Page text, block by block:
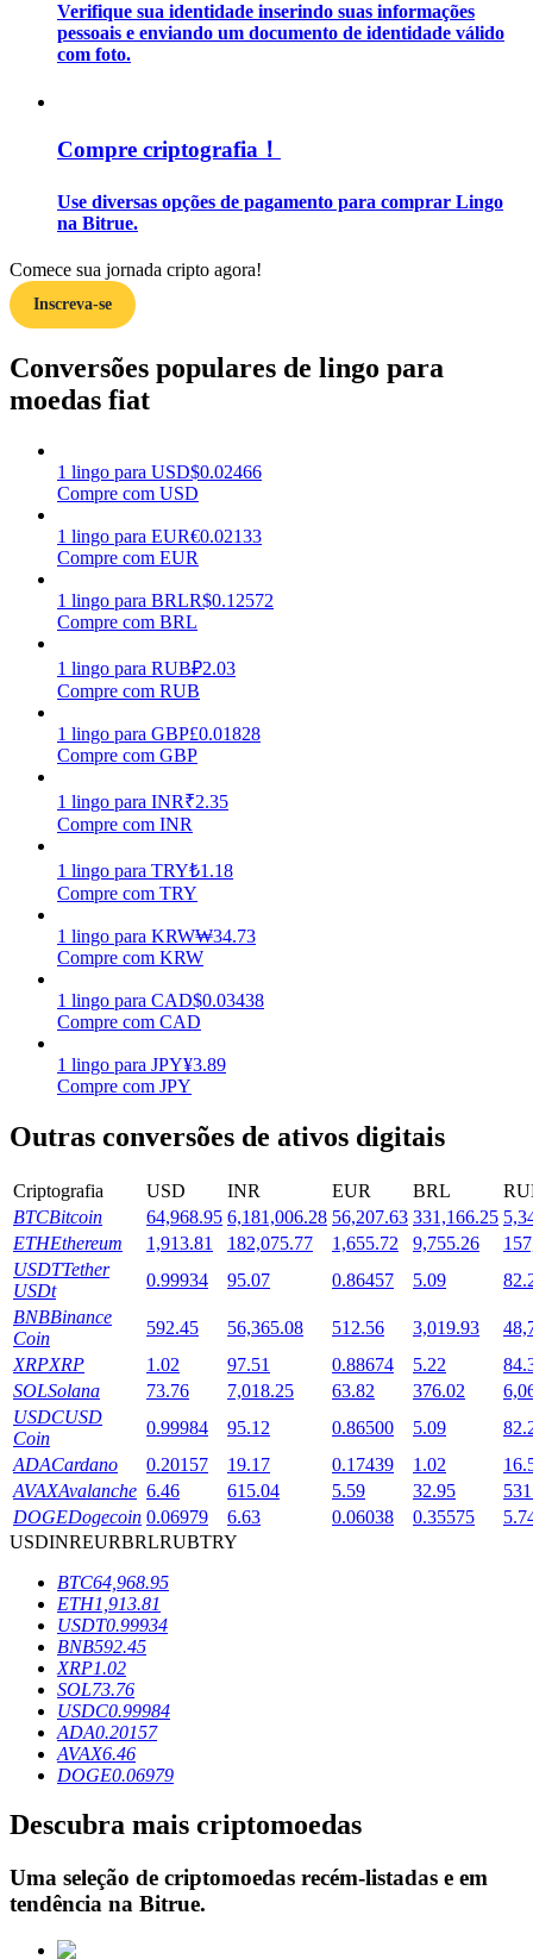
Estratégias de negociação
Aprenda como se manter lucrativo
Ganhar
Ganhe recompensas competitivas diariamente
Estacamento
Launchpool
Staking flexível para ganhar tokens populares.
Bloqueios de BTR
Investimentos exclusivos para titulares de BTR
Empréstimos
Serviço de empréstimo apoiado por criptografia
Verifique sua identidade inserindo suas informações
pessoais e enviando um documento de identidade válido
com foto.
Compre criptografia！
Use diversas opções de pagamento para comprar Lingo
na Bitrue.
Comece sua jornada cripto agora!
Inscreva-se
Conversões populares de lingo para
moedas fiat
1 lingo para USD$0.02466
Compre com USD
1 lingo para EUR€0.02133
Compre com EUR
1 lingo para BRLR$0.12572
Compre com BRL
1 lingo para RUB₽2.03
Compre com RUB
1 lingo para GBP£0.01828
Compre com GBP
1 lingo para INR₹2.35
Compre com INR
1 lingo para TRY₺1.18
Compre com TRY
1 lingo para KRW₩34.73
Compre com KRW
1 lingo para CAD$0.03438
Compre com CAD
1 lingo para JPY¥3.89
Compre com JPY
Outras conversões de ativos digitais
Criptografia USD INR EUR BRL
BTCBitcoin 64,968.95 6,181,006.28 56,207.63 331,166.25
ETHEthereum 1,913.81 182,075.77 1,655.72 9,755.26
USDTTether
USDt
0.99934 95.07 0.86457 5.09
BNBBinance
Coin
592.45 56,365.08 512.56 3,019.93
XRPXRP 1.02 97.51 0.88674 5.22
SOLSolana 73.76 7,018.25 63.82 376.02
USDCUSD
Coin
0.99984 95.12 0.86500 5.09
ADACardano 0.20157 19.17 0.17439 1.02
AVAXAvalanche 6.46 615.04 5.59 32.95
DOGEDogecoin 0.06979 6.63 0.06038 0.35575
USDINREURBRLRUBTRY
BTC64,968.95
ETH1,913.81
USDT0.99934
BNB592.45
XRP1.02
SOL73.76
USDC0.99984
ADA0.20157
AVAX6.46
DOGE0.06979
Descubra mais criptomoedas
Uma seleção de criptomoedas recém-listadas e em
tendência na Bitrue.